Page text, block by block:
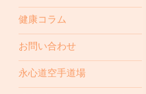
健康コラム
お問い合わせ
永心道空手道場